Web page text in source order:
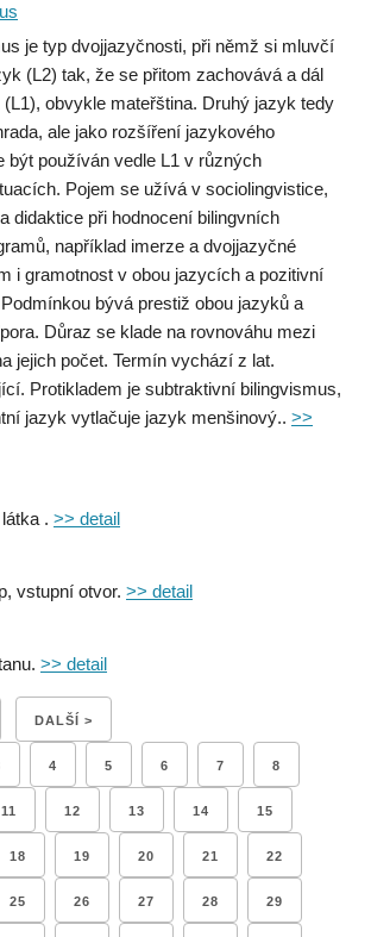
je typ dvojjazyčnosti, při němž si mluvčí
(L2) tak, že se přitom zachovává a dál
obvykle mateřština. Druhý jazyk tedy
ale jako rozšíření jazykového
být používán vedle L1 v různých
Pojem se užívá v sociolingvistice,
didaktice při hodnocení bilingvních
například imerze a dvojjazyčné
i gramotnost v obou jazycích a pozitivní
bývá prestiž obou jazyků a
Důraz se klade na rovnováhu mezi
jejich počet. Termín vychází z lat.
Protikladem je subtraktivní bilingvismus,
jazyk vytlačuje jazyk menšinový.. >>
. >> detail
vstupní otvor. >> detail
>> detail
DALŠÍ >
4 5 6 7 8
11 12 13 14 15
18 19 20 21 22
25 26 27 28 29